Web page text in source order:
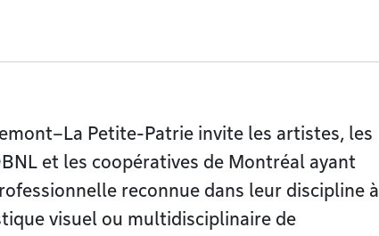
Petite-Patrie invite les artistes, les
et les coopératives de Montréal ayant
reconnue dans leur discipline à
visuel ou multidisciplinaire de